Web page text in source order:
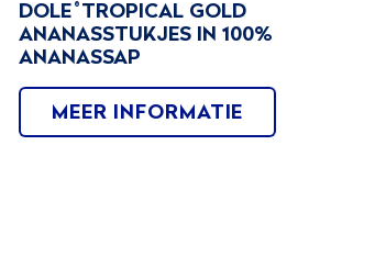
DOLE ®TROPICAL GOLD
ANANASSTUKJES IN 100%
ANANASSAP
MEER INFORMATIE